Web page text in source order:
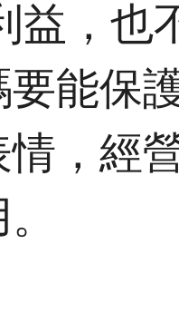
益，也
能保
，經